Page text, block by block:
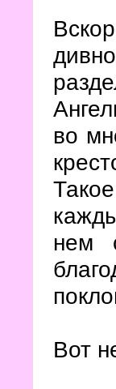
во
нем
Вот